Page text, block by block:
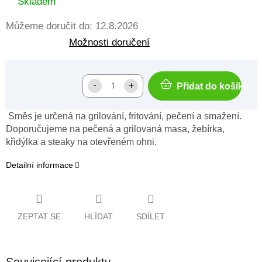
Můžeme doručit do: 12.8.2026
Možnosti doručení
Přidat do košíku
Směs je určená na grilování, fritování, pečení a smažení.
Doporučujeme na pečená a grilovaná masa, žebírka,
křidýlka a steaky na otevřeném ohni.
Detailní informace
ZEPTAT SE HLÍDAT SDÍLET